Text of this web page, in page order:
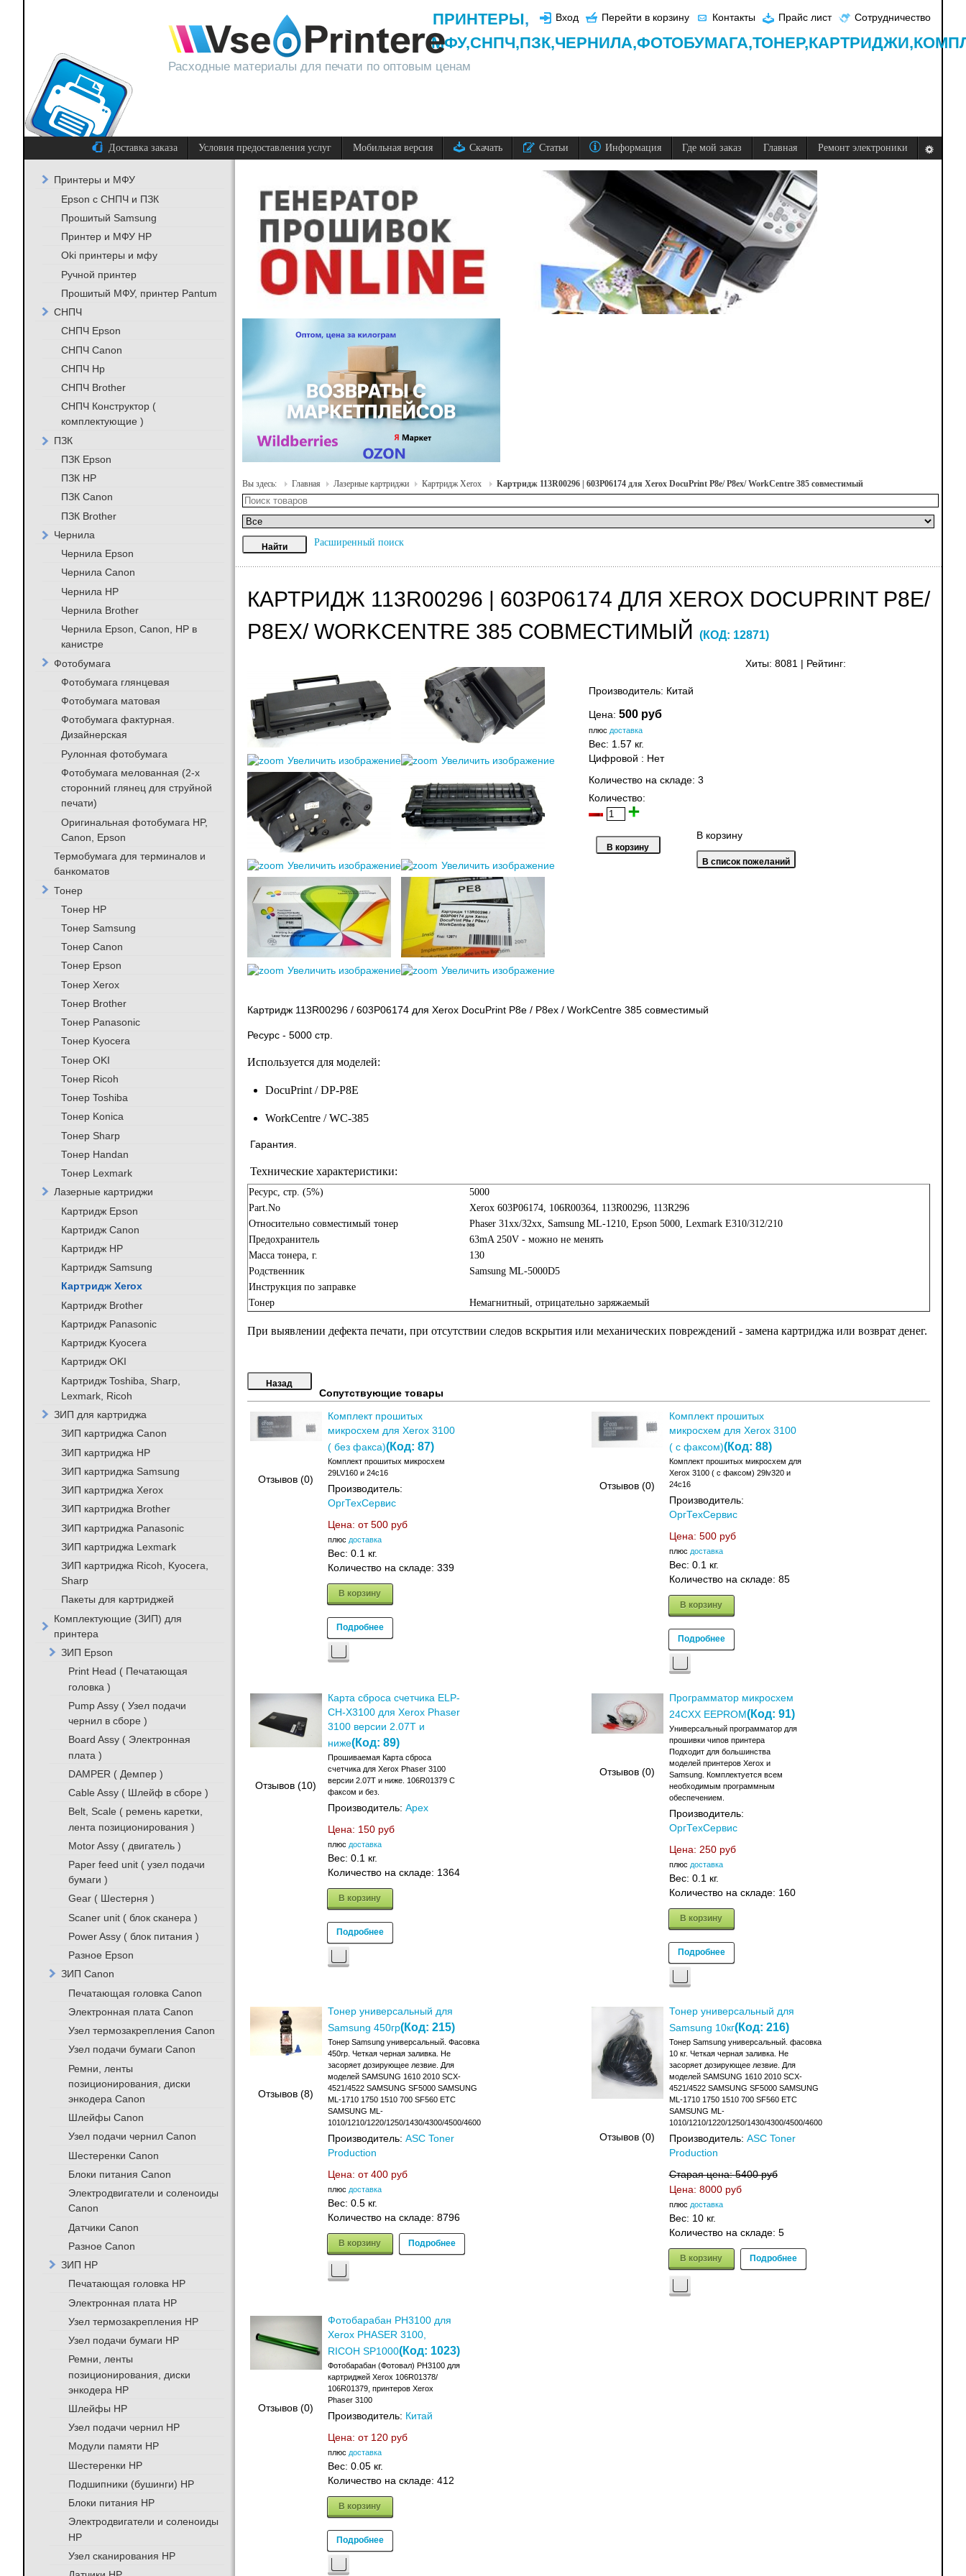
Расходные материалы для печати по оптовым ценам
Вход Перейти в корзину Контакты Прайс лист Сотрудничество
ПРИНТЕРЫ,
МФУ,СНПЧ,ПЗК,ЧЕРНИЛА,ФОТОБУМАГА,ТОНЕР,КАРТРИДЖИ,
Доставка заказа Условия предоставления услуг Мобильная версия Скачать Статьи Информация Где мой заказ Главная Ремонт электроники
Вы здесь: Главная Лазерные картриджи Картридж Xerox Картридж 113R00296 | 603P06174 для Xerox DocuPrint P8e/ P8ex/ WorkCentre 385 совместимый
Расширенный поиск
КАРТРИДЖ 113R00296 | 603P06174 ДЛЯ XEROX DOCUPRINT P8E/
P8EX/ WORKCENTRE 385 СОВМЕСТИМЫЙ (КОД: 12871)
Хиты: 8081 Рейтинг:
Увеличить изображение Увеличить изображение
Увеличить изображение Увеличить изображение
Увеличить изображение Увеличить изображение
Производитель: Китай
Цена: 500 руб
плюс доставка
Вес: 1.57 кг.
Цифровой : Нет
Количество на складе: 3
Количество:
В корзину
Картридж 113R00296 / 603P06174 для Xerox DocuPrint P8e / P8ex / WorkCentre 385 совместимый
Ресурс - 5000 стр.
Используется для моделей:
DocuPrint / DP-P8E
WorkCentre / WC-385
Гарантия.
Технические характеристики:
Ресурс, стр. (5%)
5000
Part.No
Xerox 603P06174, 106R00364, 113R00296, 113R296
Относительно совместимый тонер
Phaser 31xx/32xx, Samsung ML-1210, Epson 5000, Lexmark E310/312/210
Предохранитель
63mA 250V - можно не менять
Масса тонера, г.
130
Родственник
Samsung ML-5000D5
Инструкция по заправке
Тонер
Немагнитный, отрицательно заряжаемый
При выявлении дефекта печати, при отсутствии следов вскрытия или механических повреждений - замена картриджа или возврат денег.
Сопутствующие товары
Отзывов (0)
Комплект прошитых
микросхем для Xerox 3100
( без факса)(Код: 87)
Комплект прошитых микросхем
29LV160 и 24с16
Производитель:
ОргТехСервис
Цена: от 500 руб
плюс доставка
Вес: 0.1 кг.
Количество на складе: 339
В корзину
Подробнее
Отзывов (0)
Комплект прошитых
микросхем для Xerox 3100
( с факсом)(Код: 88)
Комплект прошитых микросхем для
Xerox 3100 ( с факсом) 29lv320 и
24с16
Производитель:
ОргТехСервис
Цена: 500 руб
плюс доставка
Вес: 0.1 кг.
Количество на складе: 85
В корзину
Подробнее
Отзывов (10)
Карта сброса счетчика ELP-
CH-X3100 для Xerox Phaser
3100 версии 2.07T и
ниже(Код: 89)
Прошиваемая Карта сброса
счетчика для Xerox Phaser 3100
версии 2.07T и ниже. 106R01379 C
факсом и без.
Производитель: Apex
Цена: 150 руб
плюс доставка
Вес: 0.1 кг.
Количество на складе: 1364
В корзину
Подробнее
Отзывов (0)
Программатор микросхем
24CXX EEPROM(Код: 91)
Универсальный программатор для
прошивки чипов принтера
Подходит для большинства
моделей принтеров Xerox и
Samsung. Комплектуется всем
необходимым программным
обеспечением.
Производитель:
ОргТехСервис
Цена: 250 руб
плюс доставка
Вес: 0.1 кг.
Количество на складе: 160
В корзину
Подробнее
Отзывов (8)
Тонер универсальный для
Samsung 450гр(Код: 215)
Тонер Samsung универсальный. Фасовка
450гр. Четкая черная заливка. Не
засоряет дозирующее лезвие. Для
моделей SAMSUNG 1610 2010 SCX-
4521/4522 SAMSUNG SF5000 SAMSUNG
ML-1710 1750 1510 700 SF560 ETC
SAMSUNG ML-
1010/1210/1220/1250/1430/4300/4500/4600
Производитель: ASC Toner
Production
Цена: от 400 руб
плюс доставка
Вес: 0.5 кг.
Количество на складе: 8796
В корзину Подробнее
Отзывов (0)
Тонер универсальный для
Samsung 10кг(Код: 216)
Тонер Samsung универсальный. фасовка
10 кг. Четкая черная заливка. Не
засоряет дозирующее лезвие. Для
моделей SAMSUNG 1610 2010 SCX-
4521/4522 SAMSUNG SF5000 SAMSUNG
ML-1710 1750 1510 700 SF560 ETC
SAMSUNG ML-
1010/1210/1220/1250/1430/4300/4500/4600
Производитель: ASC Toner
Production
Старая цена:5400 руб
Цена: 8000 руб
плюс доставка
Вес: 10 кг.
Количество на складе: 5
В корзину Подробнее
Отзывов (0)
Фотобарабан PH3100 для
Xerox PHASER 3100,
RICOH SP1000(Код: 1023)
Фотобарабан (Фотовал) PH3100 для
картриджей Xerox 106R01378/
106R01379, принтеров Xerox
Phaser 3100
Производитель: Китай
Цена: от 120 руб
плюс доставка
Вес: 0.05 кг.
Количество на складе: 412
В корзину
Подробнее
Принтеры и МФУ
Epson с СНПЧ и ПЗК
Прошитый Samsung
Принтер и МФУ HP
Oki принтеры и мфу
Ручной принтер
Прошитый МФУ, принтер Pantum
СНПЧ
СНПЧ Epson
СНПЧ Canon
СНПЧ Hp
СНПЧ Brother
СНПЧ Конструктор (
комплектующие )
ПЗК
ПЗК Epson
ПЗК HP
ПЗК Canon
ПЗК Brother
Чернила
Чернила Epson
Чернила Canon
Чернила HP
Чернила Brother
Чернила Epson, Canon, HP в
канистре
Фотобумага
Фотобумага глянцевая
Фотобумага матовая
Фотобумага фактурная.
Дизайнерская
Рулонная фотобумага
Фотобумага мелованная (2-х
сторонний глянец для струйной
печати)
Оригинальная фотобумага HP,
Canon, Epson
Термобумага для терминалов и
банкоматов
Тонер
Тонер HP
Тонер Samsung
Тонер Canon
Тонер Epson
Тонер Xerox
Тонер Brother
Тонер Panasonic
Тонер Kyocera
Тонер OKI
Тонер Ricoh
Тонер Toshiba
Тонер Konica
Тонер Sharp
Тонер Handan
Тонер Lexmark
Лазерные картриджи
Картридж Epson
Картридж Canon
Картридж HP
Картридж Samsung
Картридж Xerox
Картридж Brother
Картридж Panasonic
Картридж Kyocera
Картридж OKI
Картридж Toshiba, Sharp,
Lexmark, Ricoh
ЗИП для картриджа
ЗИП картриджа Canon
ЗИП картриджа HP
ЗИП картриджа Samsung
ЗИП картриджа Xerox
ЗИП картриджа Brother
ЗИП картриджа Panasonic
ЗИП картриджа Lexmark
ЗИП картриджа Ricoh, Kyocera,
Sharp
Пакеты для картриджей
Комплектующие (ЗИП) для
принтера
ЗИП Epson
Print Head ( Печатающая
головка )
Pump Assy ( Узел подачи
чернил в сборе )
Board Assy ( Электронная
плата )
DAMPER ( Демпер )
Cable Assy ( Шлейф в сборе )
Belt, Scale ( ремень каретки,
лента позиционирования )
Motor Assy ( двигатель )
Paper feed unit ( узел подачи
бумаги )
Gear ( Шестерня )
Scaner unit ( блок сканера )
Power Assy ( блок питания )
Разное Epson
ЗИП Canon
Печатающая головка Canon
Электронная плата Canon
Узел термозакрепления Canon
Узел подачи бумаги Canon
Ремни, ленты
позиционирования, диски
энкодера Canon
Шлейфы Canon
Узел подачи чернил Canon
Шестеренки Canon
Блоки питания Canon
Электродвигатели и соленоиды
Canon
Датчики Canon
Разное Canon
ЗИП HP
Печатающая головка HP
Электронная плата HP
Узел термозакрепления HP
Узел подачи бумаги HP
Ремни, ленты
позиционирования, диски
энкодера HP
Шлейфы HP
Узел подачи чернил HP
Модули памяти HP
Шестеренки HP
Подшипники (бушинги) HP
Блоки питания HP
Электродвигатели и соленоиды
HP
Узел сканирования HP